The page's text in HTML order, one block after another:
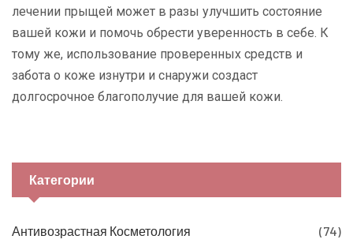
лечении прыщей может в разы улучшить состояние
вашей кожи и помочь обрести уверенность в себе. К
тому же, использование проверенных средств и
забота о коже изнутри и снаружи создаст
долгосрочное благополучие для вашей кожи.
Категории
Антивозрастная Косметология (74)